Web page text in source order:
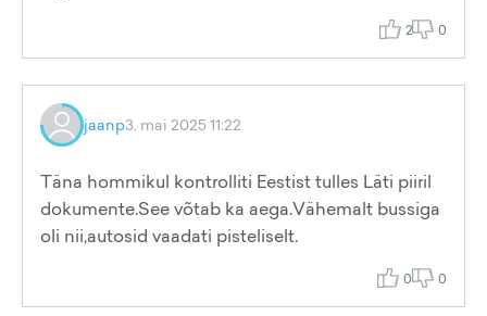
2 0
jaanp3. mai 2025 11:22
Täna hommikul kontrolliti Eestist tulles Läti piiril
dokumente.See võtab ka aega.Vähemalt bussiga
oli nii,autosid vaadati pisteliselt.
0 0